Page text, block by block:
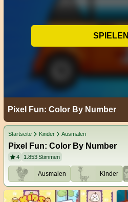
SPIELEN
Pixel Fun: Color By Number
Startseite Kinder Ausmalen
Pixel Fun: Color By Number
4 1.853Stimmen
Ausmalen Kinder